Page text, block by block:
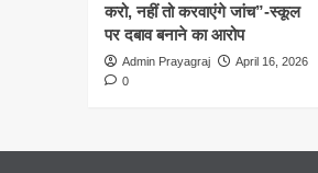
करो, नहीं तो करवाएंगे जांच”-स्कूल
पर दबाव बनाने का आरोप
Admin Prayagraj
April 16, 2026
0